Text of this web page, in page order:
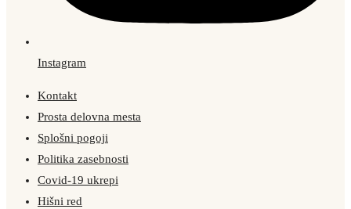
Instagram
Kontakt
Prosta delovna mesta
Splošni pogoji
Politika zasebnosti
Covid-19 ukrepi
Hišni red